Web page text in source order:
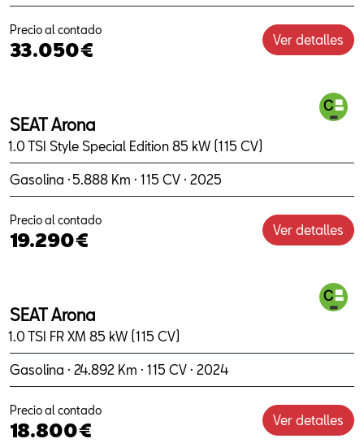
Precio al contado
33.050€ Ver detalles
SEAT Arona
1.0 TSI Style Special Edition 85 kW (115 CV)
Gasolina · 5.888 Km · 115 CV · 2025
Precio al contado
19.290€ Ver detalles
SEAT Arona
1.0 TSI FR XM 85 kW (115 CV)
Gasolina · 24.892 Km · 115 CV · 2024
Precio al contado
18.800€ Ver detalles